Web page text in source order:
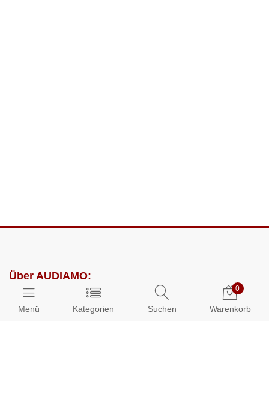
Menü Kategorien Suchen
0
Warenkorb
Über AUDIAMO:
Impressum